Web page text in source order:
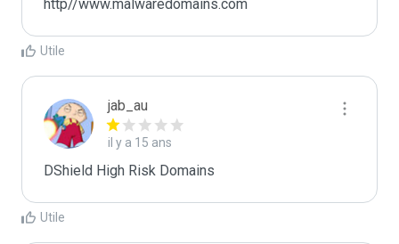
http//www.malwaredomains.com
Utile
jab_au
il y a 15 ans
DShield High Risk Domains
Utile